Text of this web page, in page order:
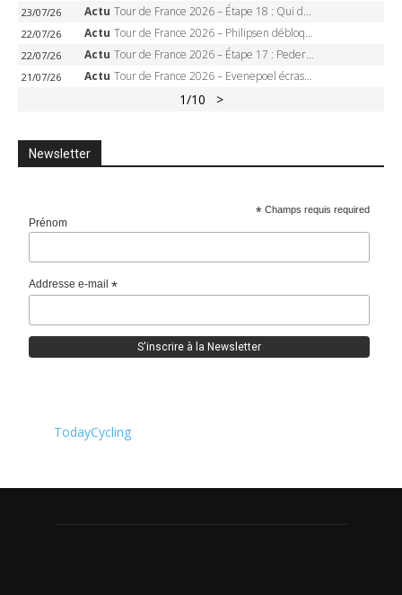
23/07/26 Actu Tour de France 2026 – Étape 18 : Qui domptera Orcières-Merlette, première marche vers l’Alpe d’Huez ?
22/07/26 Actu Tour de France 2026 – Philipsen débloque son compteur à Voiron, Pedersen en danger pour le maillot vert
22/07/26 Actu Tour de France 2026 – Étape 17 : Pedersen peut-il verrouiller le maillot vert à Voiron ?
21/07/26 Actu Tour de France 2026 – Evenepoel écrase le chrono d’Évian, Seixas 4e, Lipowitz abandonne
1/10 >
Newsletter
* Champs requis required
Prénom
Addresse e-mail*
TodayCycling